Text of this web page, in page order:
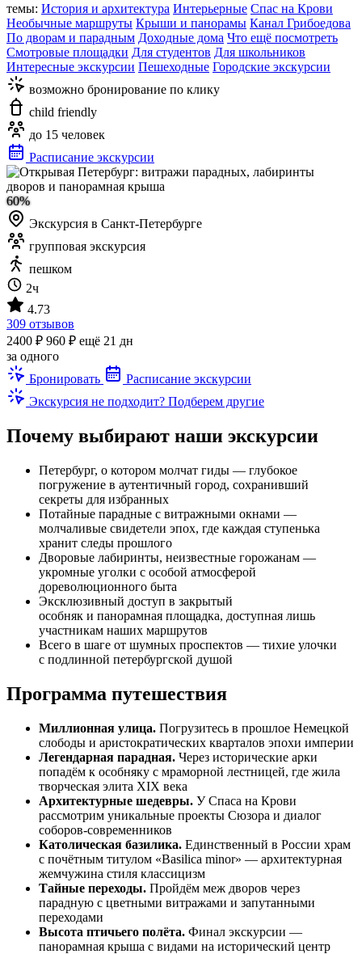
темы: История и архитектура Интерьерные Спас на Крови
Необычные маршруты Крыши и панорамы Канал Грибоедова
По дворам и парадным Доходные дома Что ещё посмотреть
Смотровые площадки Для студентов Для школьников
Интересные экскурсии Пешеходные Городские экскурсии
возможно бронирование по клику
child friendly
до 15 человек
Расписание экскурсии
60%
Экскурсия в Санкт-Петербурге
групповая экскурсия
пешком
2ч
4.73
309 отзывов
2400 ₽ 960 ₽ ещё 21 дн
за одного
Бронировать
Расписание экскурсии
Экскурсия не подходит? Подберем другие
Почему выбирают наши экскурсии
Петербург, о котором молчат гиды — глубокое
погружение в аутентичный город, сохранивший
секреты для избранных
Потайные парадные с витражными окнами —
молчаливые свидетели эпох, где каждая ступенька
хранит следы прошлого
Дворовые лабиринты, неизвестные горожанам —
укромные уголки с особой атмосферой
дореволюционного быта
Эксклюзивный доступ в закрытый
особняк и панорамная площадка, доступная лишь
участникам наших маршрутов
Всего в шаге от шумных проспектов — тихие улочки
с подлинной петербургской душой
Программа путешествия
Миллионная улица. Погрузитесь в прошлое Немецкой
слободы и аристократических кварталов эпохи империи
Легендарная парадная. Через исторические арки
попадём к особняку с мраморной лестницей, где жила
творческая элита XIX века
Архитектурные шедевры. У Спаса на Крови
рассмотрим уникальные проекты Сюзора и диалог
соборов-современников
Католическая базилика. Единственный в России храм
с почётным титулом «Basilica minor» — архитектурная
жемчужина стиля классицизм
Тайные переходы. Пройдём меж дворов через
парадную с цветными витражами и запутанными
переходами
Высота птичьего полёта. Финал экскурсии —
панорамная крыша с видами на исторический центр